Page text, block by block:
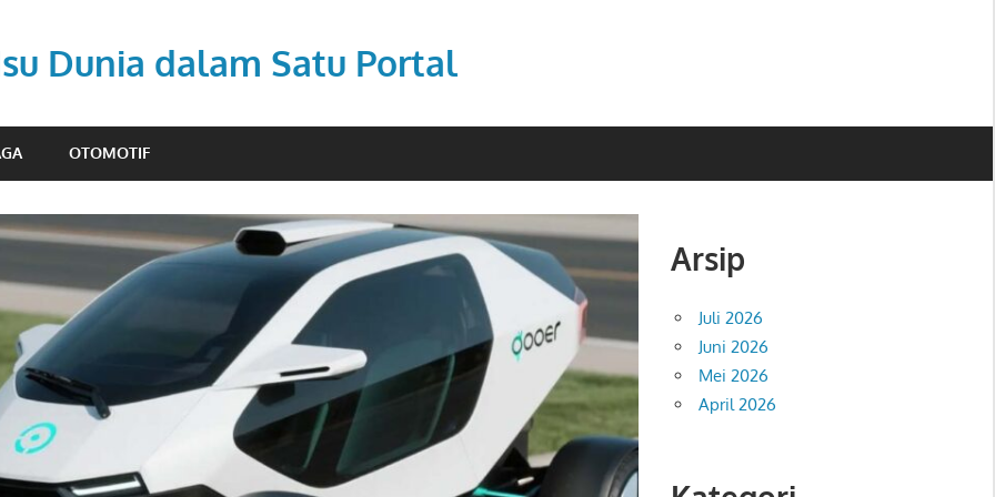
Dunia dalam Satu Portal
OTOMOTIF
Arsip
Juli 2026
Juni 2026
Mei 2026
April 2026